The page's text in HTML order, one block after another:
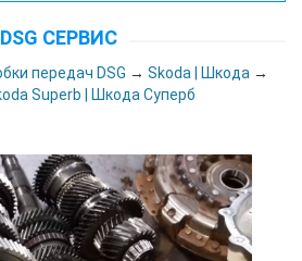
DSG СЕРВИС
передач DSG → Skoda | Шкода →
Superb | Шкода Суперб